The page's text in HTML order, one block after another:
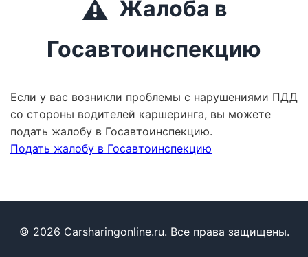
⚠️ Жалоба в
Госавтоинспекцию
Если у вас возникли проблемы с нарушениями ПДД
со стороны водителей каршеринга, вы можете
подать жалобу в Госавтоинспекцию.
Подать жалобу в Госавтоинспекцию
© 2026 Carsharingonline.ru. Все права защищены.